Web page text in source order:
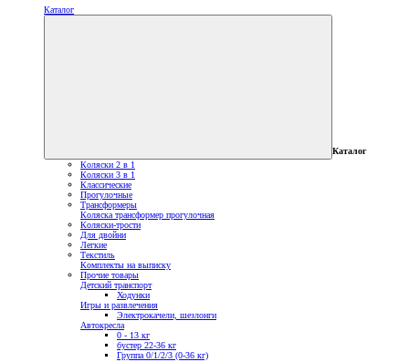
Каталог
Каталог
Коляски 2 в 1
Коляски 3 в 1
Классические
Прогулочные
Трансформеры
Коляска трансформер прогулочная
Коляски-трости
Для двойни
Легкие
Текстиль
Комплекты на выписку
Прочие товары
Детский транспорт
Ходунки
Игры и развлечения
Электрокачели, шезлонги
Автокресла
0 - 13 кг
бустер 22-36 кг
Группа 0/1/2/3 (0-36 кг)